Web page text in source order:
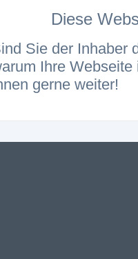
Diese
Sie der Inhaber
Ihre
gerne weiter!